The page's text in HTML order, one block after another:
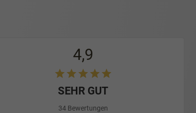
4,9
SEHR GUT
34 Bewertungen